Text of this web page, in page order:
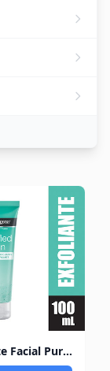
Exfoliante Facial Purificante Neutrogena x 100 gr